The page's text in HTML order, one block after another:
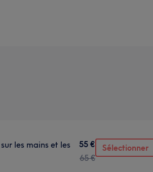
les mains et les
55 €
65 €
Sélectionner